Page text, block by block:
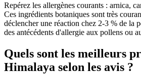
Repérez les allergènes courants : arnica,
Ces ingrédients botaniques sont très
déclencher une réaction chez 2-3 % de la
des antécédents d'allergie aux pollens ou
Quels sont les meilleurs
Himalaya selon les avis ?